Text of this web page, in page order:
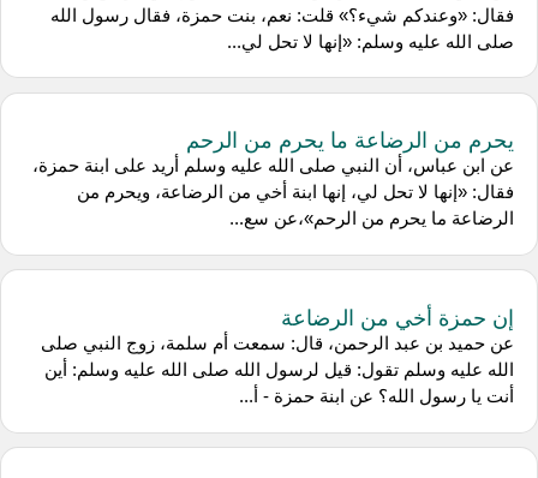
فقال: «وعندكم شيء؟» قلت: نعم، بنت حمزة، فقال رسول الله
صلى الله عليه وسلم: «إنها لا تحل لي...
يحرم من الرضاعة ما يحرم من الرحم
عن ابن عباس، أن النبي صلى الله عليه وسلم أريد على ابنة حمزة،
فقال: «إنها لا تحل لي، إنها ابنة أخي من الرضاعة، ويحرم من
الرضاعة ما يحرم من الرحم»،عن سع...
إن حمزة أخي من الرضاعة
عن حميد بن عبد الرحمن، قال: سمعت أم سلمة، زوج النبي صلى
الله عليه وسلم تقول: قيل لرسول الله صلى الله عليه وسلم: أين
أنت يا رسول الله؟ عن ابنة حمزة - أ...